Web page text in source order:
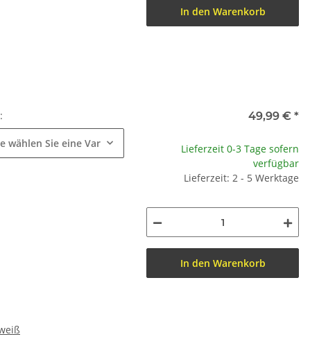
In den Warenkorb
wählen Sie eine Variation.
49,99 € *
Lieferzeit 0-3 Tage sofern
verfügbar
Lieferzeit: 2 - 5 Werktage
In den Warenkorb